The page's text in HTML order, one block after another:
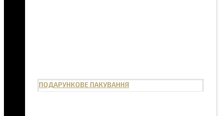
ПОДАРУНКОВЕ ПАКУВАННЯ